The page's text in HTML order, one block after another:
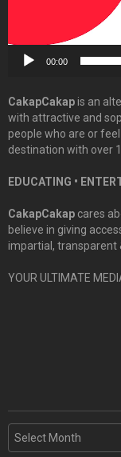
00:00
CakapCakapis an
with attractive and
people who are or feel
destination with over
EDUCATING •
CakapCakap cares
believe in giving
impartial, transparent
YOUR ULTIMATE
Archives